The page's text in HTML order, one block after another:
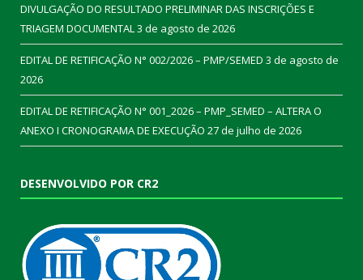
DIVULGAÇÃO DO RESULTADO PRELIMINAR DAS INSCRIÇÕES E
TRIAGEM DOCUMENTAL3 de agosto de 2026
EDITAL DE RETIFICAÇÃO N° 002/2026 – PMP/SEMED 3 de agosto de
2026
EDITAL DE RETIFICAÇÃO N° 001_2026 – PMP_SEMED – ALTERA O
ANEXO I CRONOGRAMA DE EXECUÇÃO 27 de julho de 2026
DESENVOLVIDO POR CR2